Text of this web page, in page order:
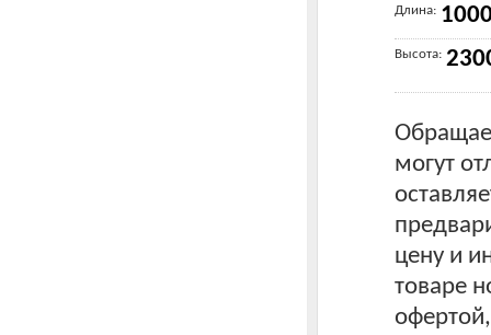
Длина:
Высота:
могут
цену и
товаре